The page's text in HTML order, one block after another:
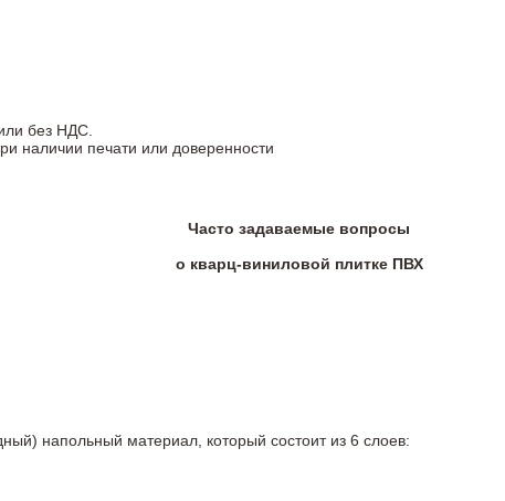
без НДС.
наличии печати или доверенности
Часто задаваемые вопросы
о кварц-виниловой плитке ПВХ
напольный материал, который состоит из 6 слоев: